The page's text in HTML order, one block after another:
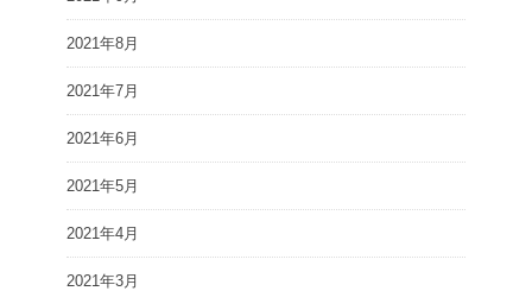
2021年8月
2021年7月
2021年6月
2021年5月
2021年4月
2021年3月